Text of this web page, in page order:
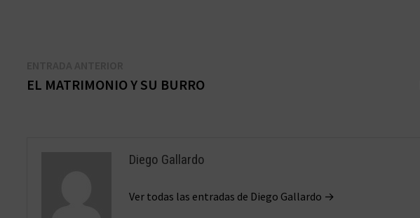
de
anterior:
EL MATRIMONIO Y SU BURRO
Diego Gallardo
Ver todas las entradas de Diego Gallardo →